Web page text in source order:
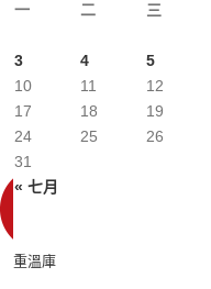
一
二 三
« 七月
3
4 5
10
11 12
17
18 19
24
25 26
31
重溫庫